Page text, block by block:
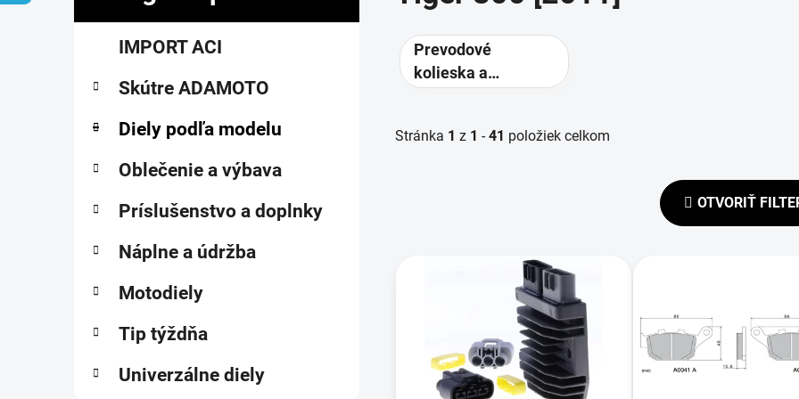
č
kategórieIMPORT ACI
Skútre ADAMOTO
Diely podľa modelu
Oblečenie a výbava
Príslušenstvo a doplnky
Náplne a údržba
Motodiely
Tip týždňa
Univerzálne diely
Prevodové
kolieska a
prevody
Stránka 1 z 1 -41 položiek celkom
OTVORIŤ